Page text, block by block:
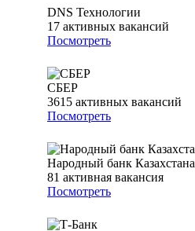
DNS Технологии
17 активных вакансий
Посмотреть
СБЕР
3615 активных вакансий
Посмотреть
Народный банк Казахстана
81 активная вакансия
Посмотреть